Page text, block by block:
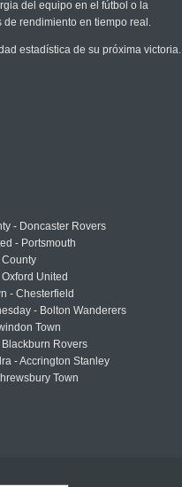
del equipo en el fútbol o la
rendimiento en tiempo real.
estadística de su próxima victoria.
- Doncaster Rovers
- Portsmouth
County
United
- Chesterfield
- Bolton Wanderers
Town
Blackburn Rovers
- Accrington Stanley
Town